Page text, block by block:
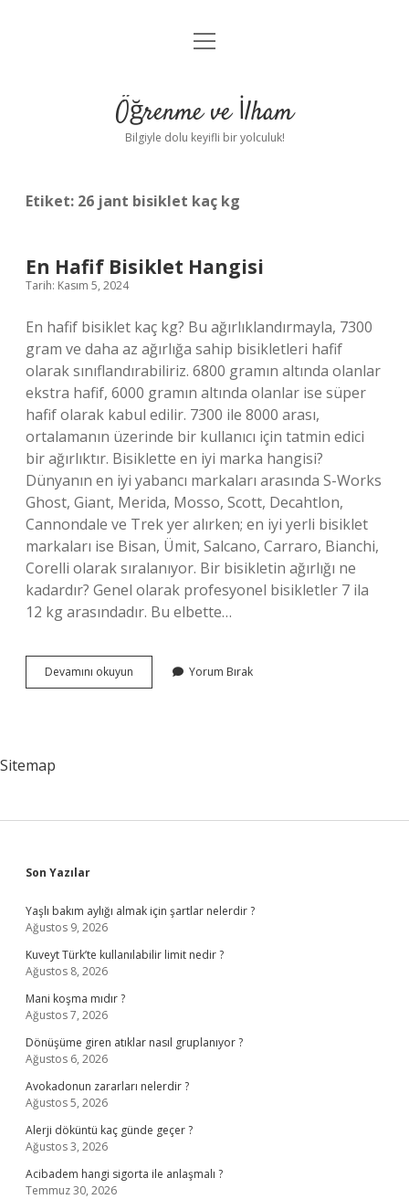
Anasayfa
Yasal Uyarı
menüyü
Öğrenme ve İlham
Bilgiyle dolu keyifli bir yolculuk!
Etiket: 26 jant bisiklet kaç kg
En Hafif Bisiklet Hangisi
Tarih: Kasım 5, 2024
En hafif bisiklet kaç kg? Bu ağırlıklandırmayla, 7300
gram ve daha az ağırlığa sahip bisikletleri hafif
olarak sınıflandırabiliriz. 6800 gramın altında olanlar
ekstra hafif, 6000 gramın altında olanlar ise süper
hafif olarak kabul edilir. 7300 ile 8000 arası,
ortalamanın üzerinde bir kullanıcı için tatmin edici
bir ağırlıktır. Bisiklette en iyi marka hangisi?
Dünyanın en iyi yabancı markaları arasında S-Works
Ghost, Giant, Merida, Mosso, Scott, Decahtlon,
Cannondale ve Trek yer alırken; en iyi yerli bisiklet
markaları ise Bisan, Ümit, Salcano, Carraro, Bianchi,
Corelli olarak sıralanıyor. Bir bisikletin ağırlığı ne
kadardır? Genel olarak profesyonel bisikletler 7 ila
12 kg arasındadır. Bu elbette…
Devamını okuyun
Hafif
Yorum Bırak
Sitemap
Sidebar
Son Yazılar
Yaşlı bakım aylığı almak için şartlar nelerdir ?
Ağustos 9, 2026
Kuveyt Türk’te kullanılabilir limit nedir ?
Ağustos 8, 2026
Mani koşma mıdır ?
Ağustos 7, 2026
Dönüşüme giren atıklar nasıl gruplanıyor ?
Ağustos 6, 2026
Avokadonun zararları nelerdir ?
Ağustos 5, 2026
Alerji döküntü kaç günde geçer ?
Ağustos 3, 2026
Acibadem hangi sigorta ile anlaşmalı ?
Temmuz 30, 2026